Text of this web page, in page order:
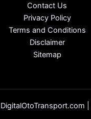
Contact Us
Privacy Policy
Terms and Conditions
Disclaimer
Sitemap
|